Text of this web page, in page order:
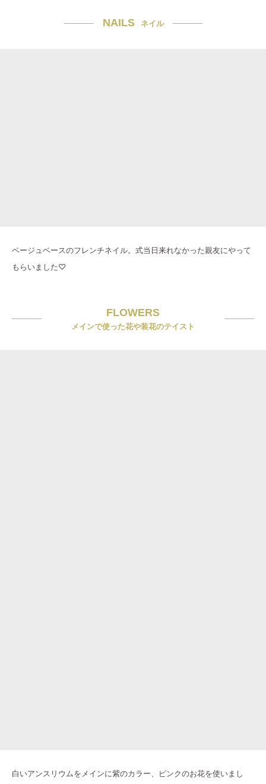
NAILS ネイル
ベージュベースのフレンチネイル。式当日来れなかった親友にやって
もらいました♡
FLOWERS
メインで使った花や装花のテイスト
白いアンスリウムをメインに紫のカラー、ピンクのお花を使いまし